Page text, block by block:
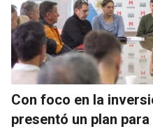
Con foco en la
presentó un plan